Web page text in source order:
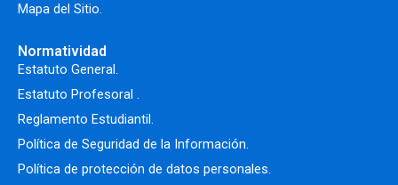
Mapa del Sitio.
Normatividad
Estatuto General.
Estatuto Profesoral .
Reglamento Estudiantil.
Política de Seguridad de la Información.
Política de protección de datos personales.